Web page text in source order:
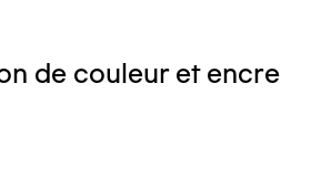
de couleur et encre